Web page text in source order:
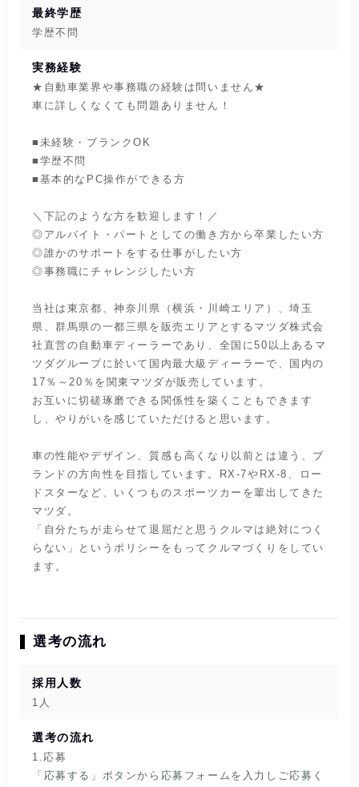
最終学歴
学歴不問
実務経験
★自動車業界や事務職の経験は問いません★
車に詳しくなくても問題ありません！
■未経験・ブランクOK
■学歴不問
■基本的なPC操作ができる方
＼下記のような方を歓迎します！／
◎アルバイト・パートとしての働き方から卒業したい方
◎誰かのサポートをする仕事がしたい方
◎事務職にチャレンジしたい方
当社は東京都、神奈川県（横浜・川崎エリア）、埼玉
県、群馬県の一都三県を販売エリアとするマツダ株式会
社直営の自動車ディーラーであり、全国に50以上あるマ
ツダグループに於いて国内最大級ディーラーで、国内の
17％～20％を関東マツダが販売しています。
お互いに切磋琢磨できる関係性を築くこともできます
し、やりがいを感じていただけると思います。
車の性能やデザイン、質感も高くなり以前とは違う、ブ
ランドの方向性を目指しています。RX-7やRX-8、ロー
ドスターなど、いくつものスポーツカーを輩出してきた
マツダ。
「自分たちが走らせて退屈だと思うクルマは絶対につく
らない」というポリシーをもってクルマづくりをしてい
ます。
選考の流れ
採用人数
1人
選考の流れ
1.応募
「応募する」ボタンから応募フォームを入力しご応募く